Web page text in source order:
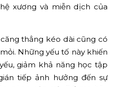
xương và miễn dịch của
thẳng kéo dài cũng có
Những yếu tố này khiến
giảm khả năng học tập
tiếp ảnh hưởng đến sự